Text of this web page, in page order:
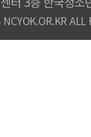
ALL